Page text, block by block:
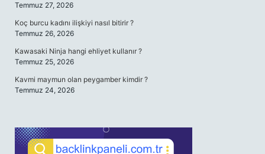
Temmuz 27, 2026
Koç burcu kadını ilişkiyi nasıl bitirir ?
Temmuz 26, 2026
Kawasaki Ninja hangi ehliyet kullanır ?
Temmuz 25, 2026
Kavmi maymun olan peygamber kimdir ?
Temmuz 24, 2026